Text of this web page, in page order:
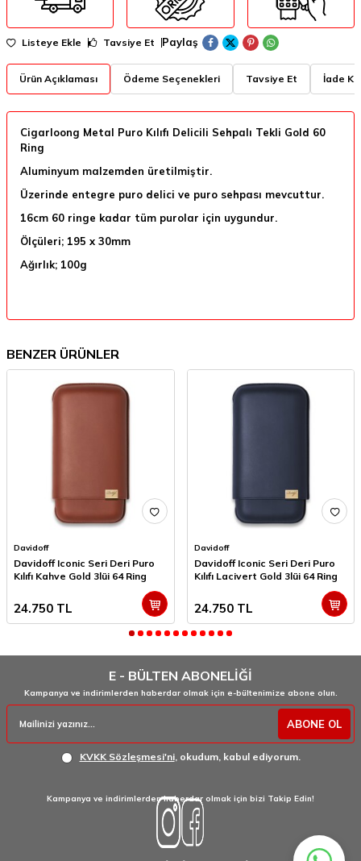
Listeye Ekle Tavsiye Et Paylaş
Ürün Açıklaması Ödeme Seçenekleri Tavsiye Et İade
Cigarloong Metal Puro Kılıfı Delicili Sehpalı Tekli Gold 60
Ring
Aluminyum malzemden üretilmiştir.
Üzerinde entegre puro delici ve puro sehpası mevcuttur.
16cm 60 ringe kadar tüm purolar için uygundur.
Ölçüleri; 195 x 30mm
Ağırlık; 100g
BENZER ÜRÜNLER
Davidoff
Davidoff Iconic Seri Deri Puro
Kılıfı Kahve Gold 3lüi 64 Ring
24.750 TL
Davidoff
Davidoff Iconic Seri Deri Puro
Kılıfı Lacivert Gold 3lüi 64 Ring
24.750TL
E - BÜLTEN ABONELİĞİ
Kampanya ve indirimlerden haberdar olmak için e-bültenimize abone olun.
ABONE OL
KVKK Sözleşmesi'ni, okudum, kabul ediyorum.
Kampanya ve indirimlerden haberdar olmak için bizi Takip Edin!